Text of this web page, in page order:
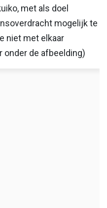
met als doel
mogelijk te
niet met elkaar
onder de afbeelding)